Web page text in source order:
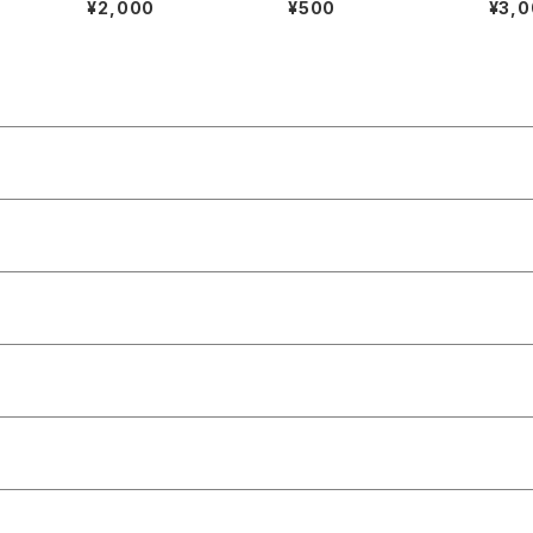
¥2,000
AL 2025 ※備考欄に
¥500
KO